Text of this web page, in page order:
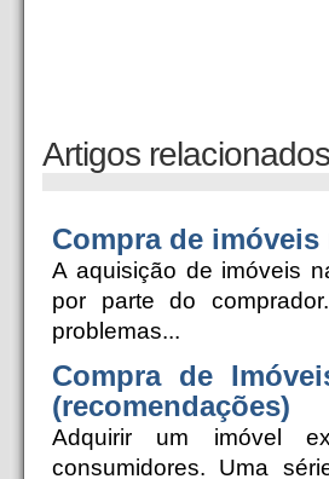
Artigos relacionados
Compra de
A aquisição de imóveis
por parte do
problemas...
Compra de
(recomendações)
Adquirir um imóvel
consumidores. Uma